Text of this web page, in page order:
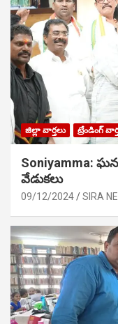
జిల్లా వార్తలు ట్రేండింగ్
Soniyamma:
వేడుక‌లు
09/12/2024 SIRA